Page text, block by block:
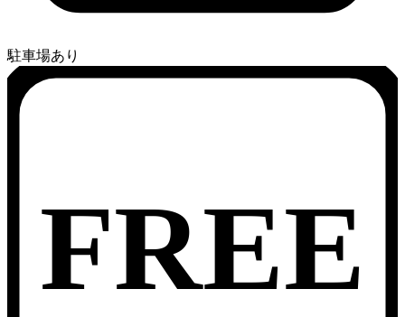
駐車場あり
FREE